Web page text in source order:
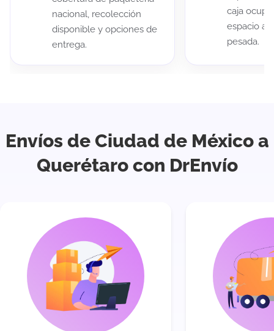
nacional, recolección
disponible y opciones de
entrega.
caja
espacio
pesada.
Envíos de Ciudad de México a
Querétaro con DrEnvío